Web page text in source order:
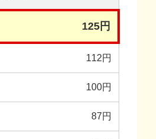
125円
112円
100円
87円